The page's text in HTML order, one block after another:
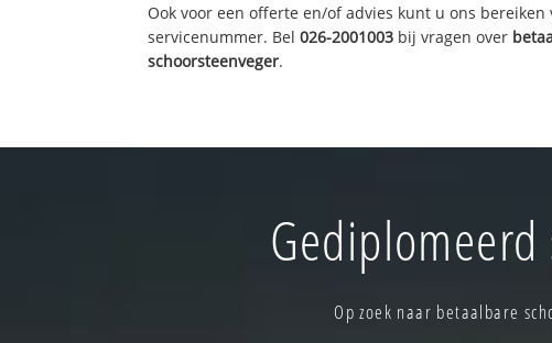
Ook voor een offerte en/of advies kunt u ons bereiken
servicenummer. Bel026-2001003 bij vragen over
schoorsteenveger.
Op zoek naar betaalbare